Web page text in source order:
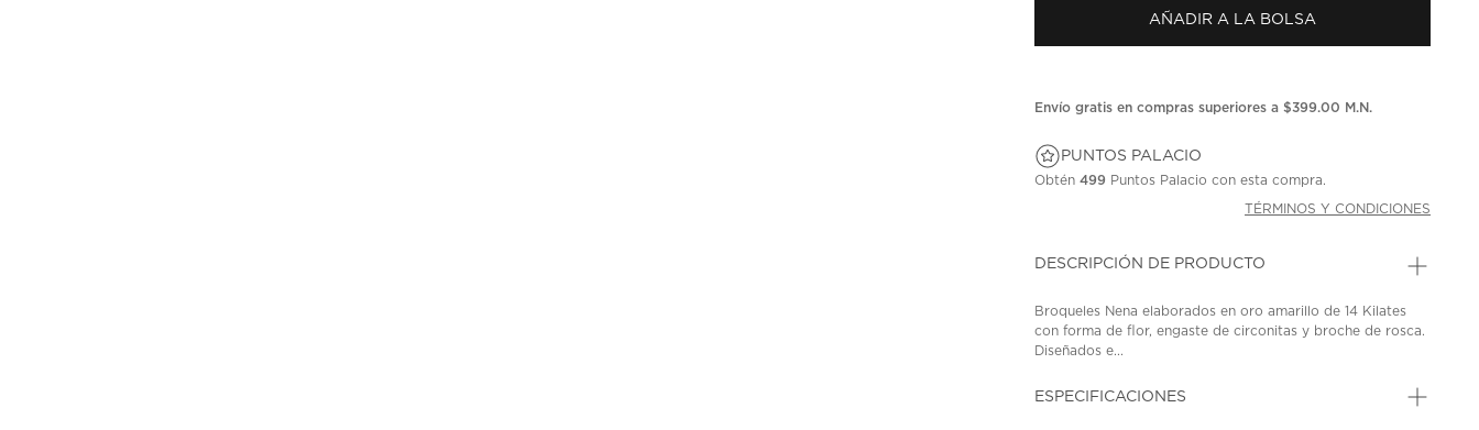
en
la
AÑADIR A LA BOLSA
Envío gratis en compras superiores a $399.00 M.N.
PUNTOS PALACIO
Obtén499 Puntos Palacio con esta compra.
TÉRMINOS Y CONDICIONES
DESCRIPCIÓN DE PRODUCTO
Broqueles Nena elaborados en oro amarillo de 14 Kilates
con forma de flor, engaste de circonitas y broche de rosca.
Diseñados e...
ESPECIFICACIONES